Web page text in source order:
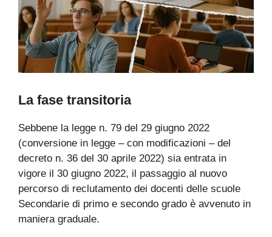
La fase transitoria
Sebbene la legge n. 79 del 29 giugno 2022
(conversione in legge – con modificazioni – del
decreto n. 36 del 30 aprile 2022) sia entrata in
vigore il 30 giugno 2022, il passaggio al nuovo
percorso di reclutamento dei docenti delle scuole
Secondarie di primo e secondo grado è avvenuto in
maniera graduale.